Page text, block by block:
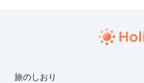
旅のしおり